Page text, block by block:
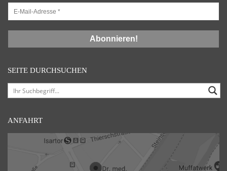
SEITE DURCHSUCHEN
ANFAHRT